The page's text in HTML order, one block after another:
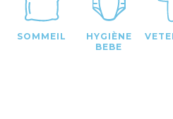
SOMMEIL
HYGIÈNE
BEBE